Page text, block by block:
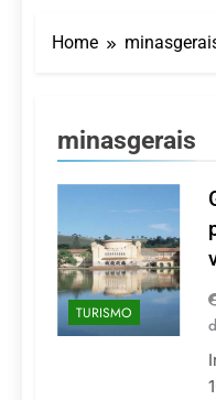
Home
minasgerais
TURISMO